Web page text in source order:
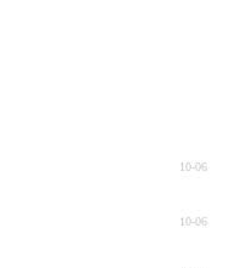
10-06
10-06